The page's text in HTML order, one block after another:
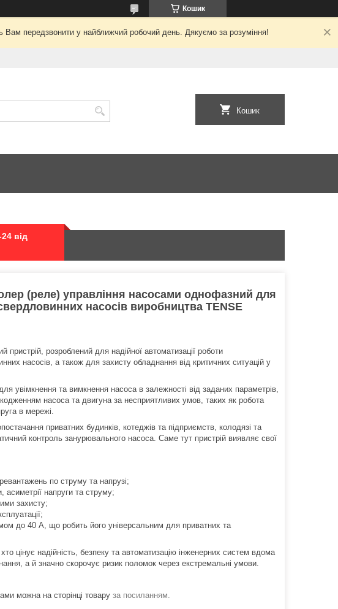
Кошик
Вам передзвонити у найближчий робочий день. Дякуємо за розуміння!
Кошик
від
(реле) управління насосами однофазний для
насосів виробництва TENSE
пристрій, розроблений для надійної автоматизації роботи
насосів, а також для захисту обладнання від критичних ситуацій у
увімкнення та вимкнення насоса в залежності від заданих параметрів,
насоса та двигуна за несприятливих умов, таких як робота
в мережі.
приватних будинків, котеджів та підприємств, колодязі та
контроль занурювального насоса. Саме тут пристрій виявляє свої
по струму та напрузі;
асиметрії напруги та струму;
захисту;
до 40 А, що робить його універсальним для приватних та
цінує надійність, безпеку та автоматизацію інженерних систем вдома
а й значно скорочує ризик поломок через екстремальні умови.
можна на сторінці товару за посиланням.